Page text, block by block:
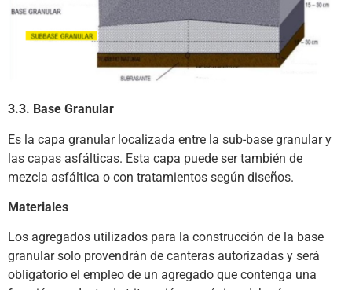
3.3. Base Granular
Es la capa granular localizada entre la sub-base granular y
las capas asfálticas. Esta capa puede ser también de
mezcla asfáltica o con tratamientos según diseños.
Materiales
Los agregados utilizados para la construcción de la base
granular solo provendrán de canteras autorizadas y será
obligatorio el empleo de un agregado que contenga una